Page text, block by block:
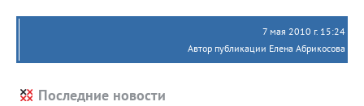
7 мая 2010 г. 15:24
Автор публикации Елена Абрикосова
Последние новости